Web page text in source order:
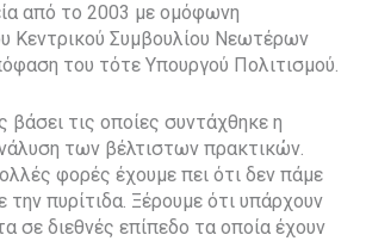
από το 2003 με ομόφωνη
Κεντρικού Συμβουλίου Νεωτέρων
του τότε Υπουργού Πολιτισμού.
βάσει τις οποίες συντάχθηκε η
των βέλτιστων πρακτικών.
φορές έχουμε πει ότι δεν πάμε
πυρίτιδα. Ξέρουμε ότι υπάρχουν
σε διεθνές επίπεδο τα οποία έχουν